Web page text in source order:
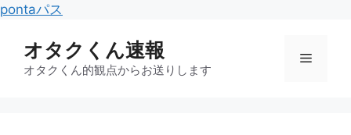
pontaパス
テ
ン
オタクくん速報
オタクくん的観点からお送りします
メ